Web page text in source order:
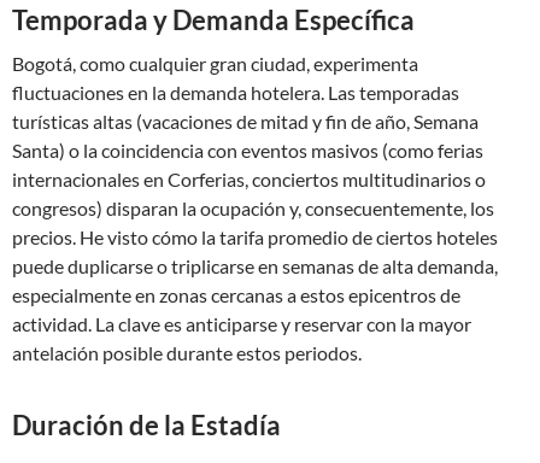
Temporada y Demanda Específica
Bogotá, como cualquier gran ciudad, experimenta
fluctuaciones en la demanda hotelera. Las temporadas
turísticas altas (vacaciones de mitad y fin de año, Semana
Santa) o la coincidencia con eventos masivos (como ferias
internacionales en Corferias, conciertos multitudinarios o
congresos) disparan la ocupación y, consecuentemente, los
precios. He visto cómo la tarifa promedio de ciertos hoteles
puede duplicarse o triplicarse en semanas de alta demanda,
especialmente en zonas cercanas a estos epicentros de
actividad. La clave es anticiparse y reservar con la mayor
antelación posible durante estos periodos.
Duración de la Estadía